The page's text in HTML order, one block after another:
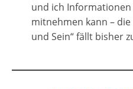
und ich
mitnehmen kann – die
und Sein“ fällt bisher